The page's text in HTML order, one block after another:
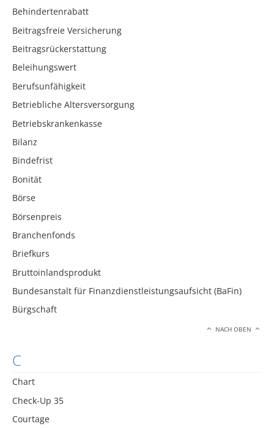
Behindertenrabatt
Beitragsfreie Versicherung
Beitragsrückerstattung
Beleihungswert
Berufsunfähigkeit
Betriebliche Altersversorgung
Betriebskrankenkasse
Bilanz
Bindefrist
Bonität
Börse
Börsenpreis
Branchenfonds
Briefkurs
Bruttoinlandsprodukt
Bundesanstalt für Finanzdienstleistungsaufsicht (BaFin)
Bürgschaft
NACH OBEN
C
Chart
Check-Up 35
Courtage